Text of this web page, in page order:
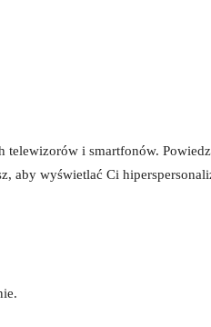
telewizorów i smartfonów.
aby wyświetlać Ci